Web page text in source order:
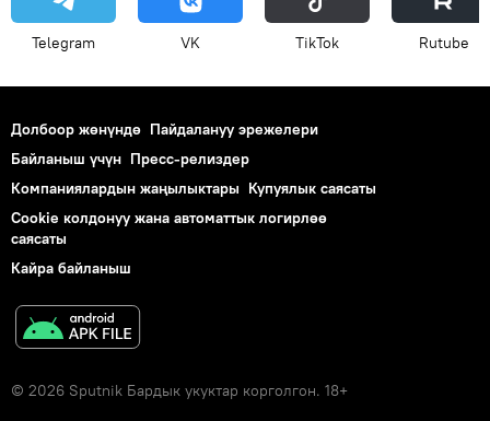
Telegram VK ТikТоk Rutube
Долбоор жөнүндө Пайдалануу эрежелери
Байланыш үчүн Пресс-релиздер
Компаниялардын жаңылыктары Купуялык саясаты
Cookie колдонуу жана автоматтык логирлөө
саясаты
Кайра байланыш
© 2026 Sputnik Бардык укуктар корголгон. 18+